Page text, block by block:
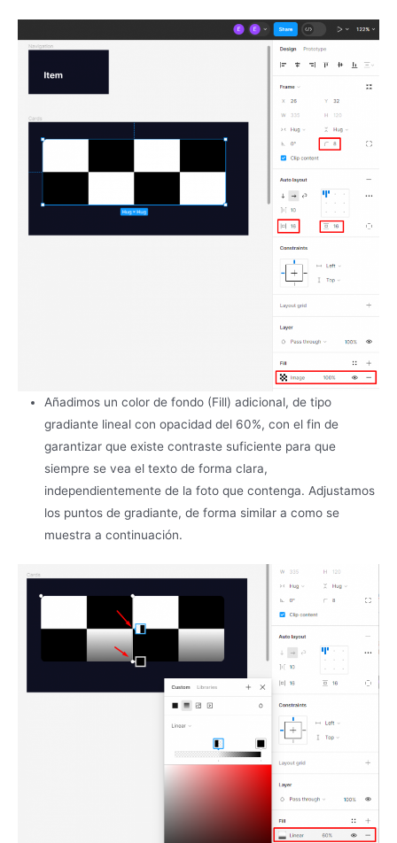
Añadimos un color de fondo (Fill) adicional, de tipo
gradiante lineal con opacidad del 60%, con el fin de
garantizar que existe contraste suficiente para que
siempre se vea el texto de forma clara,
independientemente de la foto que contenga. Adjustamos
los puntos de gradiante, de forma similar a como se
muestra a continuación.